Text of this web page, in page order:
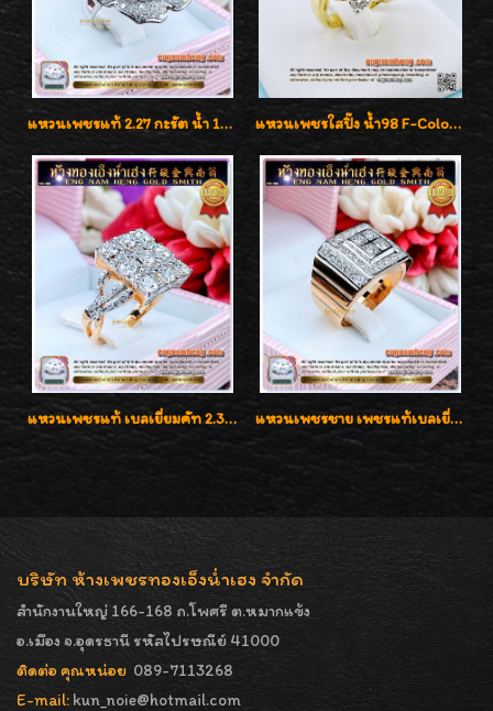
แหวนเพชรแท้ 2.27 กะรัต น้ำ 100% เบลเยี่ยมคัท ลวดลายดอกกุหลาบหรู แหวนเพชรใสปิ๊ง น้ำ98 F-Color/VVS1 น้ำหนักเพชรรวม 2.56 กะรัต ใส่เต็มนิ้วเพชรเป็นน้ำเป็นเนื้อสวยมากๆค่ะ
แหวนเพชรแท้ เบลเยี่ยมคัท 2.39 กะรัต น้ำ 98 F-Color/VVS ดีไซน์หน้ากว้างหรูเต็มนิ้ว แหวนเพชรชาย เพชรแท้เบลเยี่ยมคัท น้ำ100% D-Color/VVS 2.46 กะรัต
บริษัท ห้างเพชรทองเอ็งน่ำเฮง จำกัด
สำนักงานใหญ่ 166-168 ถ.โพศรี ต.หมากแข้ง
อ.เมือง จ.อุดรธานี รหัสไปรษณีย์ 41000
ติดต่อ คุณหน่อย 089-7113268
E-mail: kun_noie@hotmail.com